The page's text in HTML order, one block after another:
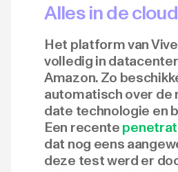
Alles in de cloud
Het platform van
volledig in
Amazon. Zo
automatisch over
date technologie en
Een recente
dat nog eens
deze test werd er